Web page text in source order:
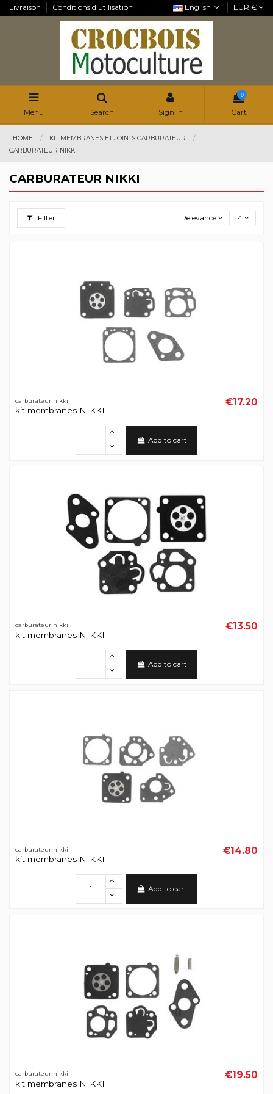
Livraison Conditions d'utilisation English EUR €
Menu Search Sign in
0
Cart
HOME
KIT MEMBRANES ET JOINTS CARBURATEUR
CARBURATEUR NIKKI
CARBURATEUR NIKKI
Filter Relevance 4
carburateur nikki
kit membranes NIKKI
€17.20
Add to cart
carburateur nikki
kit membranes NIKKI
€13.50
Add to cart
carburateur nikki
kit membranes NIKKI
€14.80
Add to cart
carburateur nikki
kit membranes NIKKI
€19.50